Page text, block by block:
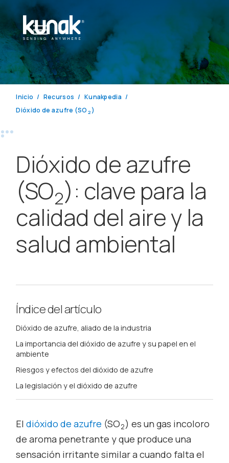
Inicio Recursos
Kunakpedia
Dióxido de azufre (SO 2 )
Dióxido de azufre
(SO2): clave para la
calidad del aire y la
salud ambiental
Índice del artículo
Dióxido de azufre, aliado de la industria
La importancia del dióxido de azufre y su papel en el
ambiente
Riesgos y efectos del dióxido de azufre
La legislación y el dióxido de azufre
Eldióxido de azufre (SO2) es un gas incoloro
de aroma penetrante y que produce una
sensación irritante similar a cuando falta el